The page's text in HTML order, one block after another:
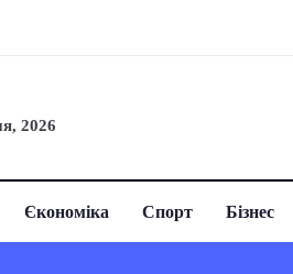
2026
Єкономіка Спорт Бізнес